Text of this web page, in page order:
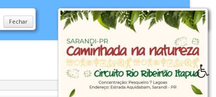
WebMail ... Ajuda
Fechar
Fechar